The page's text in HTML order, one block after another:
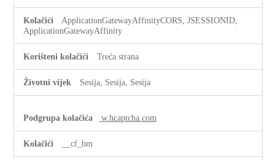
ApplicationGatewayAffinityCORS, JSESSIONID,
ApplicationGatewayAffinity
Treća strana
Sesija, Sesija, Sesija
w.hcaptcha.com
__cf_bm